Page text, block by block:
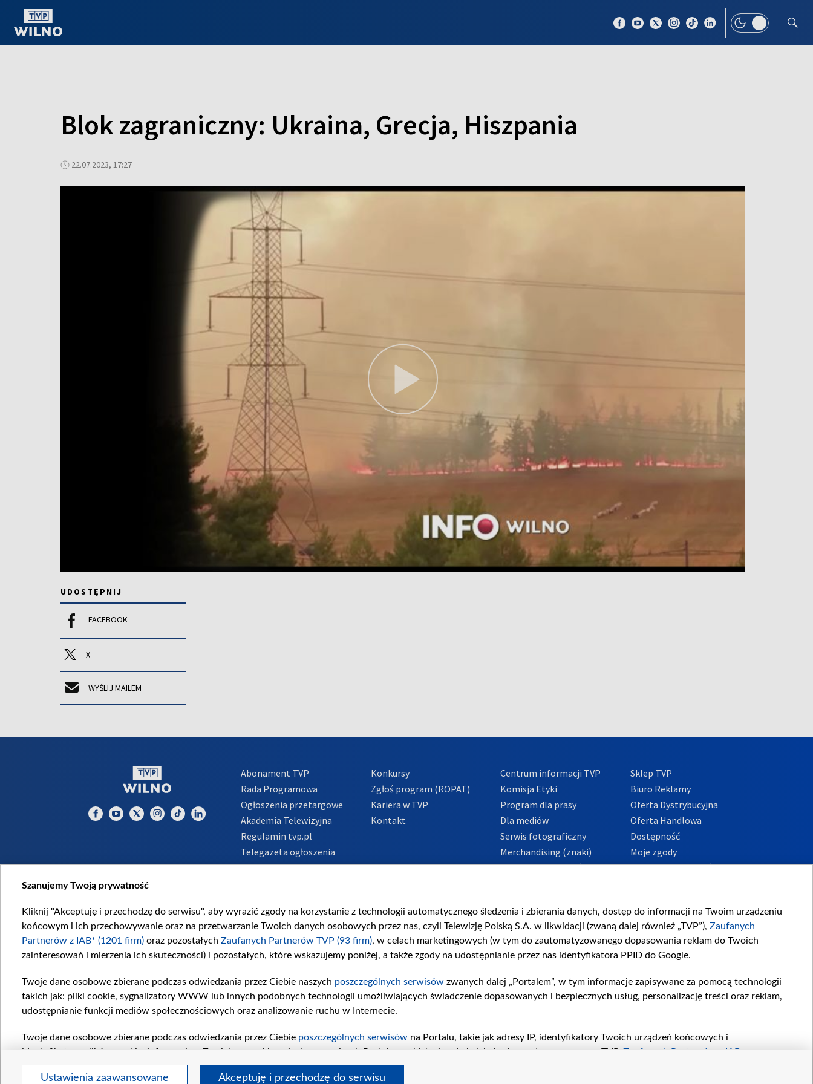
Blok zagraniczny: Ukraina, Grecja, Hiszpania
22.07.2023, 17:27
UDOSTĘPNIJ
FACEBOOK
X
WYŚLIJ MAILEM
Abonament TVP
Rada Programowa
Ogłoszenia przetargowe
Akademia Telewizyjna
Regulamin tvp.pl
Telegazeta ogłoszenia
Informacje o nadawcy
Konkursy
Zgłoś program (ROPAT)
Kariera w TVP
Kontakt
Centrum informacji TVP
Komisja Etyki
Program dla prasy
Dla mediów
Serwis fotograficzny
Merchandising (znaki)
Polityka Prywatności
Sklep TVP
Biuro Reklamy
Oferta Dystrybucyjna
Oferta Handlowa
Dostępność
Moje zgody
Procedura zgłoszeń
Szanujemy Twoją prywatność
Kliknij "Akceptuję i przechodzę do serwisu", aby wyrazić zgody na korzystanie z technologii automatycznego śledzenia i zbierania danych, dostęp do informacji na Twoim urządzeniu
końcowym i ich przechowywanie oraz na przetwarzanie Twoich danych osobowych przez nas, czyli Telewizję Polską S.A. w likwidacji (zwaną dalej również „TVP”), Zaufanych
Partnerów z IAB* (1201 firm) oraz pozostałych Zaufanych Partnerów TVP (93 firm), w celach marketingowych (w tym do zautomatyzowanego dopasowania reklam do Twoich
zainteresowań i mierzenia ich skuteczności) i pozostałych, które wskazujemy poniżej, a także zgody na udostępnianie przez nas identyfikatora PPID do Google.
Twoje dane osobowe zbierane podczas odwiedzania przez Ciebie naszych poszczególnych serwisów zwanych dalej „Portalem”, w tym informacje zapisywane za pomocą technologii
takich jak: pliki cookie, sygnalizatory WWW lub innych podobnych technologii umożliwiających świadczenie dopasowanych i bezpiecznych usług, personalizację treści oraz reklam,
udostępnianie funkcji mediów społecznościowych oraz analizowanie ruchu w Internecie.
Twoje dane osobowe zbierane podczas odwiedzania przez Ciebie poszczególnych serwisów na Portalu, takie jak adresy IP, identyfikatory Twoich urządzeń końcowych i
identyfikatory plików cookie, informacje o Twoich wyszukiwaniach w serwisach Portalu czy historia odwiedzin będą przetwarzane przez TVP, Zaufanych Partnerów z IAB
pozostałychZaufanych Partnerów TVP
dla realizacji następujących celów i funkcji: przechowywania informacji na urządzeniu lub dostęp do nich, wyboru podstawowych reklam,
wyboru spersonalizowanych reklam, tworzenia profilu spersonalizowanych reklam, tworzenia profilu spersonalizowanych treści, wyboru spersonalizowanych treści, pomiaru
Ustawienia zaawansowane Akceptuję i przechodzę do serwisu